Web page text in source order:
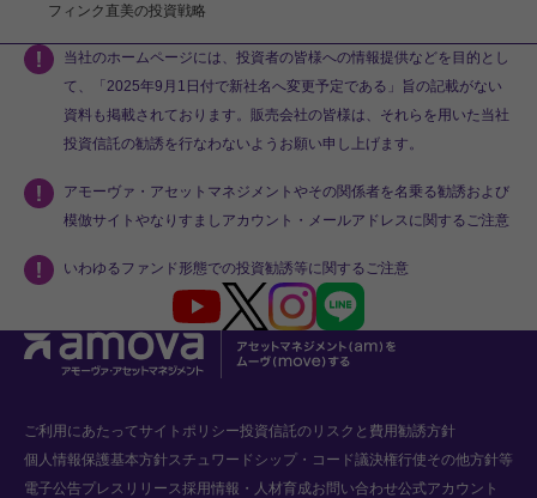
フィンク直美の投資戦略
当社のホームページには、投資者の皆様への情報提供などを目的とし
て、「2025年9月1日付で新社名へ変更予定である」旨の記載がない
資料も掲載されております。販売会社の皆様は、それらを用いた当社
投資信託の勧誘を行なわないようお願い申し上げます。
アモーヴァ・アセットマネジメントやその関係者を名乗る勧誘および
模倣サイトやなりすましアカウント・メールアドレスに関するご注意
いわゆるファンド形態での投資勧誘等に関するご注意
Youtube X InstagramLINE
ご利用にあたってサイトポリシー投資信託のリスクと費用勧誘方針
個人情報保護基本方針スチュワードシップ・コード議決権行使その他方針等
電子公告プレスリリース採用情報・人材育成お問い合わせ公式アカウント